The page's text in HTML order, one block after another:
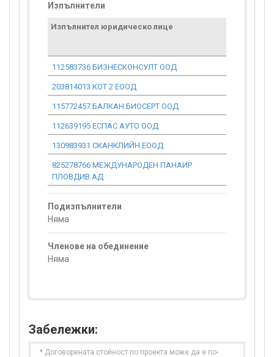
Изпълнители
Изпълнител юридическо лице
112583736 БИЗНЕСКОНСУЛТ ООД
203814013 КОТ 2 ЕООД
115772457 БАЛКАН БИОСЕРТ ООД
112639195 ЕСПАС АУТО ООД
130983931 СКАНКЛИЙН ЕООД
825278766 МЕЖДУНАРОДЕН ПАНАИР
ПЛОВДИВ АД
Подизпълнители
Няма
Членове на обединение
Няма
Забележки:
* Договорената стойност по проекта може да е по-